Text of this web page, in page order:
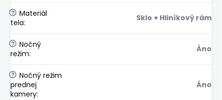
? Materiál
tela: Sklo + Hliníkový rám
? Nočný
režim: Áno
? Nočný režim
prednej
kamery:
Áno